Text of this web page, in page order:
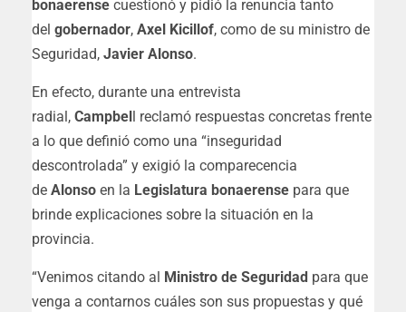
bonaerense cuestionó y pidió la renuncia tanto
del gobernador, Axel Kicillof, como de su ministro de
Seguridad, Javier Alonso.
En efecto, durante una entrevista
radial, Campbell reclamó respuestas concretas frente
a lo que definió como una “inseguridad
descontrolada” y exigió la comparecencia
de Alonso en la Legislatura bonaerense para que
brinde explicaciones sobre la situación en la
provincia.
“Venimos citando al Ministro de Seguridad para que
venga a contarnos cuáles son sus propuestas y qué